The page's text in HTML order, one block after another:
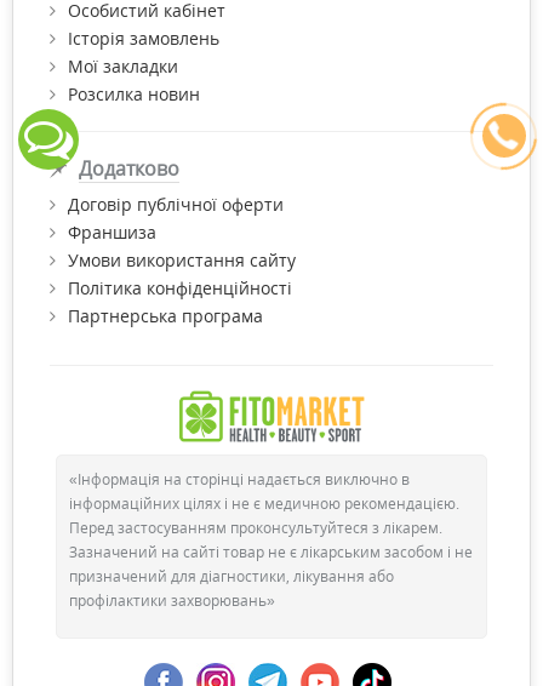
Особистий кабінет
Історія замовлень
Мої закладки
Розсилка новин
Додатково
Договір публічної оферти
Франшиза
Умови використання сайту
Політика конфіденційності
Партнерська програма
«Інформація на сторінці надається виключно в
інформаційних цілях і не є медичною рекомендацією.
Перед застосуванням проконсультуйтеся з лікарем.
Зазначений на сайті товар не є лікарським засобом і не
призначений для діагностики, лікування або
профілактики захворювань»